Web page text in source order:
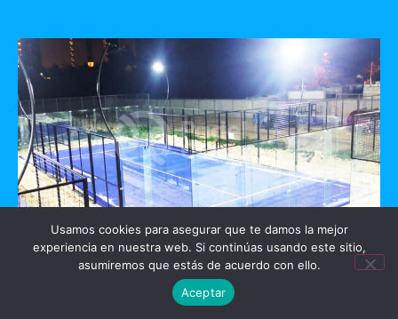
GO PADEL
Usamos cookies para asegurar que te damos la mejor
experiencia en nuestra web. Si continúas usando este sitio,
asumiremos que estás de acuerdo con ello.
Aceptar